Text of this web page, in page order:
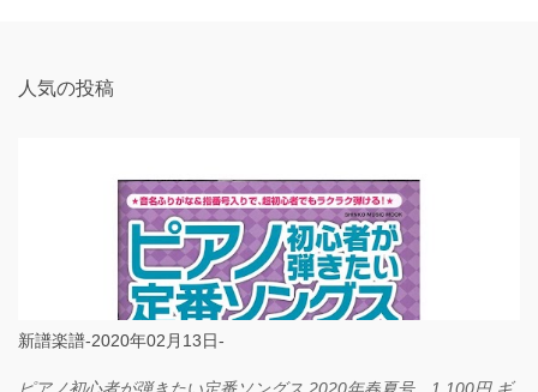
人気の投稿
新譜楽譜-2020年02月13日-